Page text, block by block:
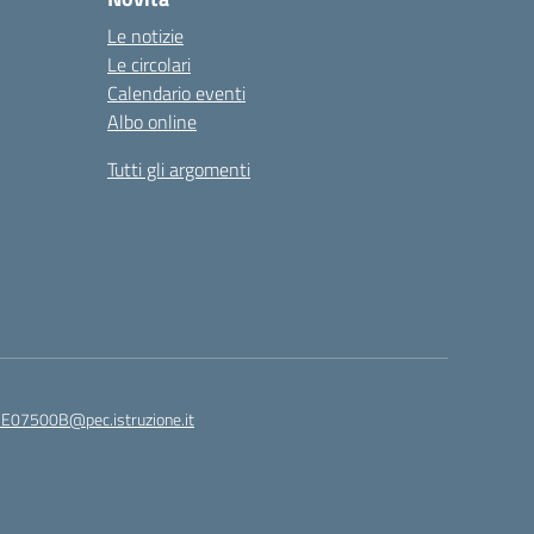
Le notizie
Le circolari
Calendario eventi
Albo online
Tutti gli argomenti